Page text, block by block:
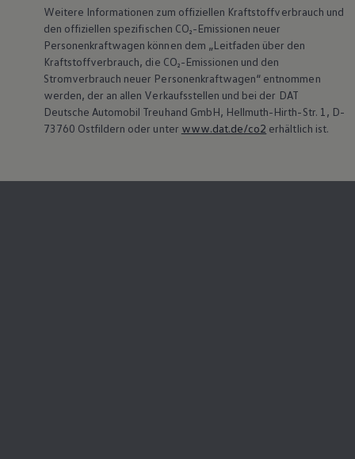
Bulli Magazin
Fahrzeugabholung ab Werk
Uptime
Weitere Informationen zum offiziellen Kraftstoffverbrauch und
den offiziellen spezifischen CO₂-Emissionen neuer
Personenkraftwagen können dem „Leitfaden über den
Kraftstoffverbrauch, die CO₂-Emissionen und den
Stromverbrauch neuer Personenkraftwagen“ entnommen
werden, der an allen Verkaufsstellen und bei der DAT
Deutsche Automobil Treuhand GmbH, Hellmuth-Hirth-Str. 1, D-
73760 Ostfildern oder unter www.dat.de/co2 erhältlich ist.